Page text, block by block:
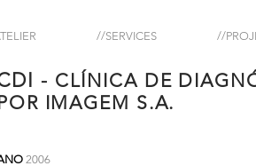
//SERVICES //
- CLÍNICA DE
IMAGEM S.A.
2006